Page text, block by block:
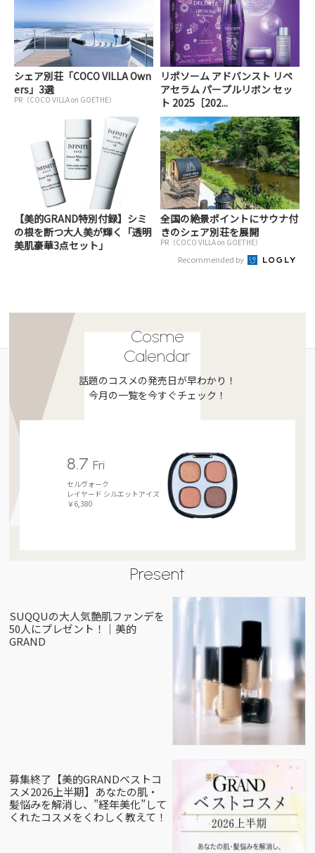
シェア別荘「COCO VILLA Own
ers」3選
PR（COCO VILLA on GOETHE）
リポソーム アドバンスト リペ
アセラム パープルリボン セッ
ト 2025［202...
【美的GRAND特別付録】シミ
の根を断つ大人美が輝く「透明
美肌豪華3点セット」
全国の絶景ポイントにサウナ付
きのシェア別荘を展開
PR（COCO VILLA on GOETHE）
Recommended by
Cosme
Calendar
話題のコスメの発売日が早わかり！
今月の一覧を今すぐチェック！
8.7Fri
セルヴォーク
レイヤード シルエットアイズ
￥6,380
Present
SUQQUの大人気艶肌ファンデを
50人にプレゼント！｜美的
GRAND
募集終了【美的GRANDベストコ
スメ2026上半期】あなたの肌・
髪悩みを解消し、”経年美化”して
くれたコスメをくわしく教えて！